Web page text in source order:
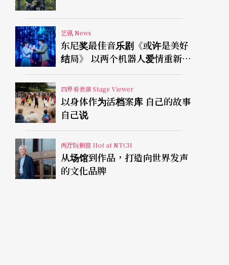
艺讯 News
东尼奖最佳音乐剧《或许是美好
结局》 以两个机器人爱情重新凝
视有限人生
四界看表演 Stage Viewer
以身体作为活档案库 自己的故事
自己说
两厅院橱窗 Hot at NTCH
从场馆到作品，打造向世界发声
的文化品牌